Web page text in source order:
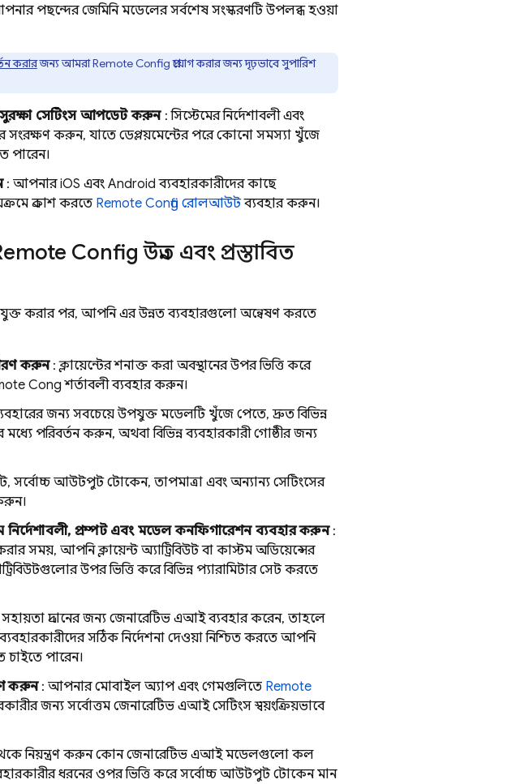
পছন্দেরজেমিনিমডেলের সর্বশেষ সংস্করণটি উপলব্ধ হওয়া
করারজন্য আমরাRemote Configপ্রয়োগ করার জন্য দৃঢ়ভাবে সুপারিশ
সুরক্ষা সেটিংস আপডেট করুন: সিস্টেমের নির্দেশাবলী এবং
সংরক্ষণ করুন, যাতে ডেপ্লয়মেন্টের পরে কোনো সমস্যা খুঁজে
পারেন।
: আপনার iOS এবং Android ব্যবহারকারীদের কাছে
প্রকাশ করতে Remote Config রোলআউটব্যবহার করুন।
Config উন্নত এবং প্রস্তাবিত
যুক্ত করার পর, আপনি এর উন্নত ব্যবহারগুলো অন্বেষণ করতে
করুন: ক্লায়েন্টের শনাক্ত করা অবস্থানের উপর ভিত্তি করে
Config শর্তাবলী ব্যবহার করুন।
জন্য সবচেয়ে উপযুক্ত মডেলটি খুঁজে পেতে, দ্রুত বিভিন্ন
পরিবর্তন করুন, অথবা বিভিন্ন ব্যবহারকারী গোষ্ঠীর জন্য
সর্বোচ্চ আউটপুট টোকেন, তাপমাত্রা এবং অন্যান্য সেটিংসের
নির্দেশাবলী, প্রম্পট এবং মডেল কনফিগারেশন ব্যবহার করুন:
সময়, আপনি ক্লায়েন্ট অ্যাট্রিবিউট বা কাস্টম অডিয়েন্সের
উপর ভিত্তি করে বিভিন্ন প্যারামিটার সেট করতে
প্রদানের জন্য জেনারেটিভ এআই ব্যবহার করেন, তাহলে
সঠিক নির্দেশনা দেওয়া নিশ্চিত করতে আপনি
চাইতে পারেন।
করুন: আপনার মোবাইল অ্যাপ এবং গেমগুলিতে Remote
জন্য সর্বোত্তম জেনারেটিভ এআই সেটিংস স্বয়ংক্রিয়ভাবে
নিয়ন্ত্রণ করুন কোন জেনারেটিভ এআই মডেলগুলো কল
ধরনের ওপর ভিত্তি করে সর্বোচ্চ আউটপুট টোকেন মান